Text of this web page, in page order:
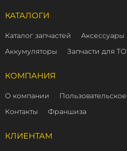
КАТАЛОГИ
Каталог запчастей Аксессуары
Аккумуляторы
Запчасти для ТО
КОМПАНИЯ
О компании
Контакты
Франшиза
КЛИЕНТАМ